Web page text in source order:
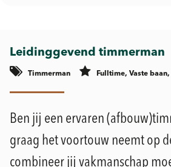
Leidinggevend timmerman
Timmerman Fulltime, Vaste
Geldermalsen
Ben jij een ervaren
graag het voortouw neemt op
combineer jij vakmanschap